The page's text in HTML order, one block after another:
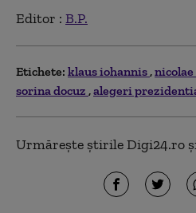
Editor : B.P.
Etichete: klaus iohannis
sorina docuz alegeri
Urmărește știrile Digi24.ro